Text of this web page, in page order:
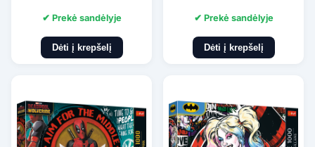
✔ Prekė sandėlyje
Dėti į krepšelį
✔ Prekė sandėlyje
Dėti į krepšelį